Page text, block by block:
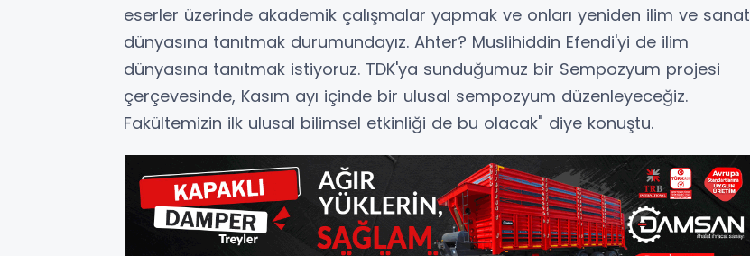
eserler üzerinde akademik çalışmalar yapmak ve onları yeniden ilim ve sanat
dünyasına tanıtmak durumundayız. Ahter? Muslihiddin Efendi'yi de ilim
dünyasına tanıtmak istiyoruz. TDK'ya sunduğumuz bir Sempozyum projesi
çerçevesinde, Kasım ayı içinde bir ulusal sempozyum düzenleyeceğiz.
Fakültemizin ilk ulusal bilimsel etkinliği de bu olacak" diye konuştu.